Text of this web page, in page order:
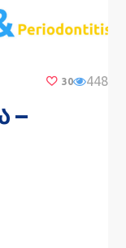
30 448
–